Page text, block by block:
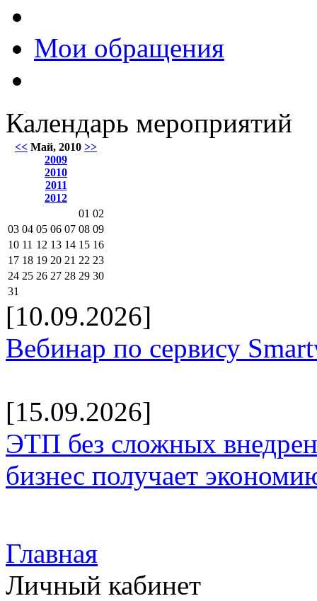
Мои обращения
Календарь мероприятий
<< Май, 2010 >>
2009
2010
2011
2012
01 02
03 04 05 06 07 08 09
10 11 12 13 14 15 16
17 18 19 20 21 22 23
24 25 26 27 28 29 30
31
[10.09.2026]
Вебинар по сервису
[15.09.2026]
ЭТП без сложных
бизнес получает
Главная
Личный кабинет